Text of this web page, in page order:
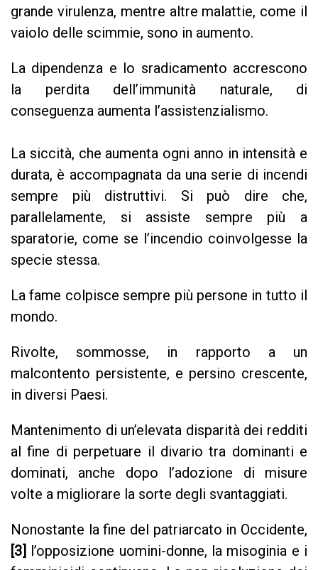
grande virulenza, mentre altre malattie, come il
vaiolo delle scimmie, sono in aumento.
La dipendenza e lo sradicamento accrescono
la perdita dell’immunità naturale, di
conseguenza aumenta l’assistenzialismo.
La siccità, che aumenta ogni anno in intensità e
durata, è accompagnata da una serie di incendi
sempre più distruttivi. Si può dire che,
parallelamente, si assiste sempre più a
sparatorie, come se l’incendio coinvolgesse la
specie stessa.
La fame colpisce sempre più persone in tutto il
mondo.
Rivolte, sommosse, in rapporto a un
malcontento persistente, e persino crescente,
in diversi Paesi.
Mantenimento di un’elevata disparità dei redditi
al fine di perpetuare il divario tra dominanti e
dominati, anche dopo l’adozione di misure
volte a migliorare la sorte degli svantaggiati.
Nonostante la fine del patriarcato in Occidente,
[3] l’opposizione uomini-donne, la misoginia e i